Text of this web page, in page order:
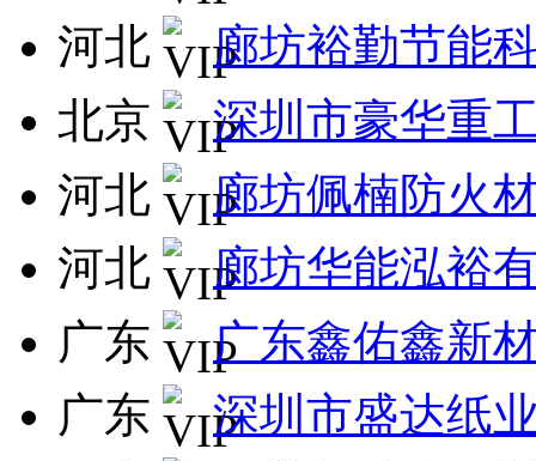
河北
廊坊裕勤节能
北京
深圳市豪华重
河北
廊坊佩楠防火
河北
廊坊华能泓裕
广东
广东鑫佑鑫新
广东
深圳市盛达纸